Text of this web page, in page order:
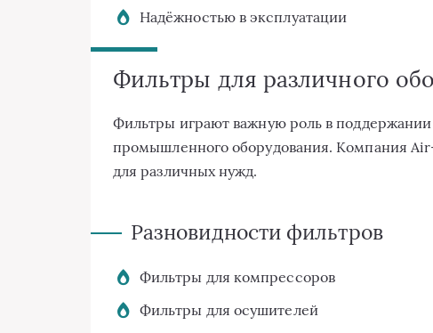
Надёжностью в эксплуатации
Фильтры для различного
Фильтры играют важную роль в
промышленного оборудования. Компания
для различных нужд.
Разновидности фильтров
Фильтры для компрессоров
Фильтры для осушителей